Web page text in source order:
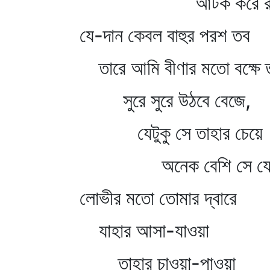
যে-দান কেবল বাহুর পরশ তব
তারে আমি বীণার মতো বক্ষে
সুরে সুরে উঠবে বেজে,
যেটুকু সে তাহার চেয়ে
অনেক বেশি সে
লোভীর মতো তোমার দ্বারে
যাহার আসা-যাওয়া
তাহার চাওয়া-পাওয়া